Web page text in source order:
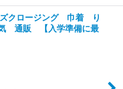
ズクロージング 巾着 り
通販 【入学準備に最